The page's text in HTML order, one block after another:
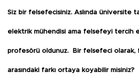
Siz bir felsefecisiniz. Aslında üniversite
elektrik mühendisi ama felsefeyi tercih
profesörü oldunuz. Bir felsefeci
arasındaki farkı ortaya koyabilir misiniz?